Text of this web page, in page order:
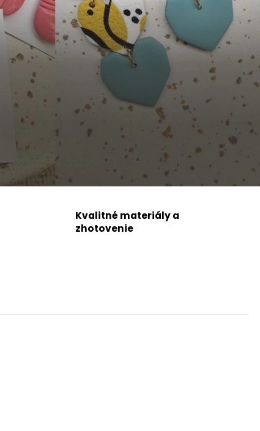
Kvalitné materiály a
zhotovenie